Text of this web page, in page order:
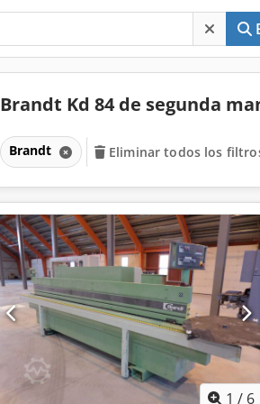
Brandt Kd 84 de segunda
Brandt Eliminar todos los
1 / 6